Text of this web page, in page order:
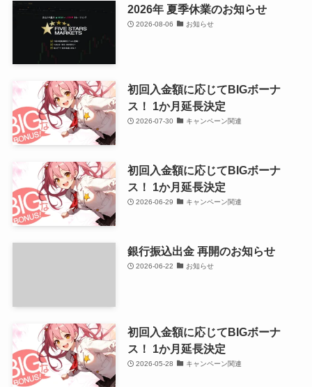
2026年 夏季休業のお知らせ
2026-08-06 お知らせ
初回入金額に応じてBIGボーナ
ス！ 1か月延長決定
2026-07-30 キャンペーン関連
初回入金額に応じてBIGボーナ
ス！ 1か月延長決定
2026-06-29 キャンペーン関連
銀行振込出金 再開のお知らせ
2026-06-22 お知らせ
初回入金額に応じてBIGボーナ
ス！ 1か月延長決定
2026-05-28 キャンペーン関連